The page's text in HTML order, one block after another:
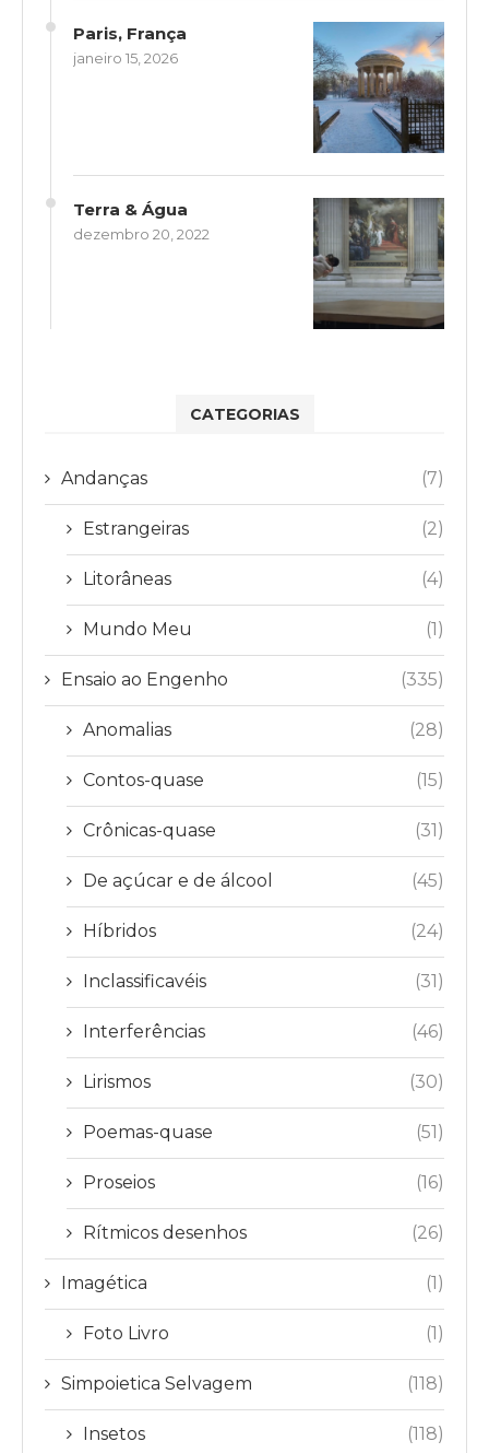
Paris, França
janeiro 15, 2026
Terra & Água
dezembro 20, 2022
CATEGORIAS
Andanças (7)
Estrangeiras (2)
Litorâneas (4)
Mundo Meu (1)
Ensaio ao Engenho (335)
Anomalias (28)
Contos-quase (15)
Crônicas-quase (31)
De açúcar e de álcool (45)
Híbridos (24)
Inclassificavéis (31)
Interferências (46)
Lirismos (30)
Poemas-quase (51)
Proseios (16)
Rítmicos desenhos (26)
Imagética (1)
Foto Livro (1)
Simpoietica Selvagem (118)
Insetos (118)